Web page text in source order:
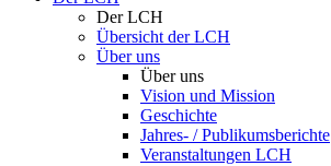
Der LCH
Übersicht der LCH
Über uns
Über uns
Vision und Mission
Geschichte
Jahres- / Publikumsberichte
Veranstaltungen LCH